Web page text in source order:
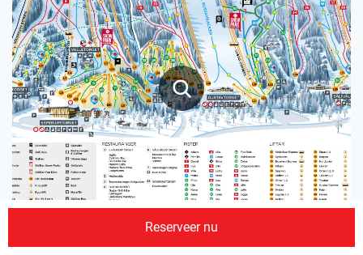
Reserveer nu